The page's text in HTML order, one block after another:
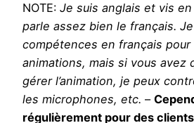
NOTE: Je suis anglais et vis
parle assez bien le français. Je
compétences en français
animations, mais si vous avez
gérer l’animation, je peux
les microphones, etc. –
régulièrement pour des clients